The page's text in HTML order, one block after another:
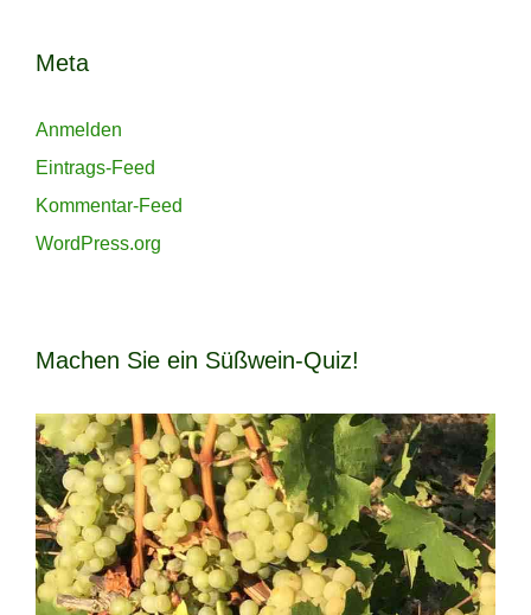
Meta
Anmelden
Eintrags-Feed
Kommentar-Feed
WordPress.org
Machen Sie ein Süßwein-Quiz!